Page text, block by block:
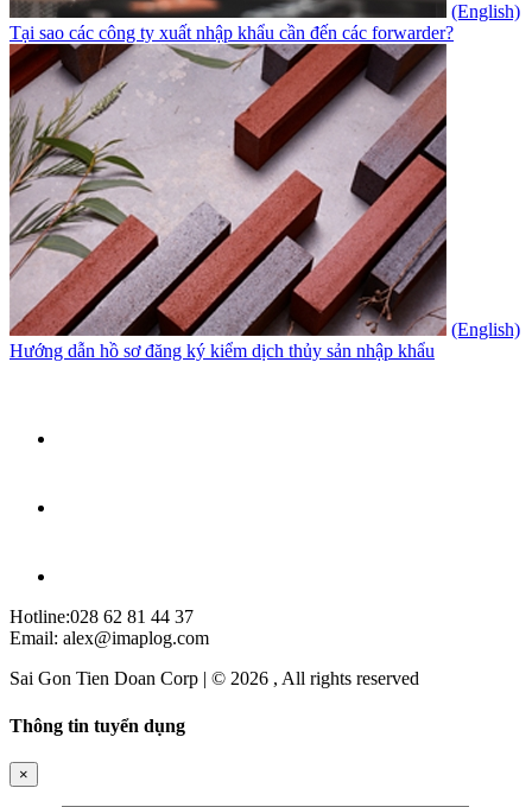
(English)
Tại sao các công ty xuất nhập khẩu cần đến các forwarder?
(English)
Hướng dẫn hồ sơ đăng ký kiểm dịch thủy sản nhập khẩu
Hotline:028 62 81 44 37
Email: alex@imaplog.com
Sai Gon Tien Doan Corp | © 2026 , All rights reserved
Thông tin tuyển dụng
×